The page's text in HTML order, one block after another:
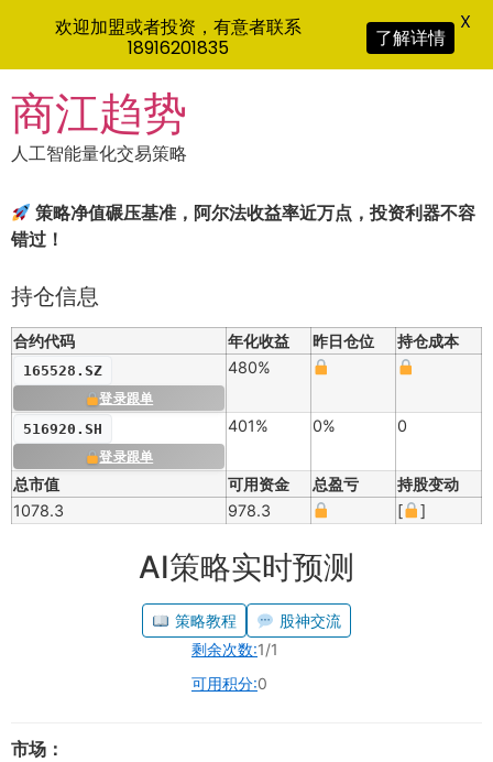
to
content
商江趋势
人工智能量化交易策略
策略净值碾压基准，阿尔法收益率近万点，投资利器不容
错过！
持仓信息
合约代码 年化收益 昨日仓位 持仓成本
165528.SZ
登录跟单
480%
516920.SH
登录跟单
401% 0% 0
总市值 可用资金 总盈亏
持股变动
1078.3
978.3 [ ]
AI策略实时预测
策略教程
股神交流
剩余次数:1/1
可用积分:0
市场：
欢迎加盟或者投资，有意者联系
18916201835
了解详情
X